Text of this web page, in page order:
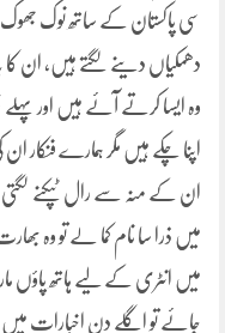
سی پاکستان کے ساتھ نوک
دھمکیاں دینے لگتے ہیں، ان کا
وہ ایسا کرتے آئے ہیں اور پہلے
اپنا چکے ہیں مگر ہمارے فنکار
ان کے منہ سے رال ٹپکنے لگتی ہے
میں ذرا سا نام کما لے تو وہ
میں انٹری کے لیے ہاتھ پاؤں
جائے تو اگلے دن اخبارات میں